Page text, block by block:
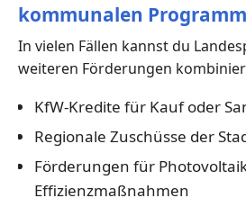
kommunalen
In vielen Fällen kannst du
weiteren Förderungen
KfW-Kredite für Kauf oder
Regionale Zuschüsse der
Förderungen für
Effizienzmaßnahmen